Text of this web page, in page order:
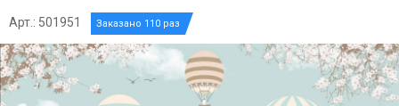
Арт.: 501951 Заказано 110 раз